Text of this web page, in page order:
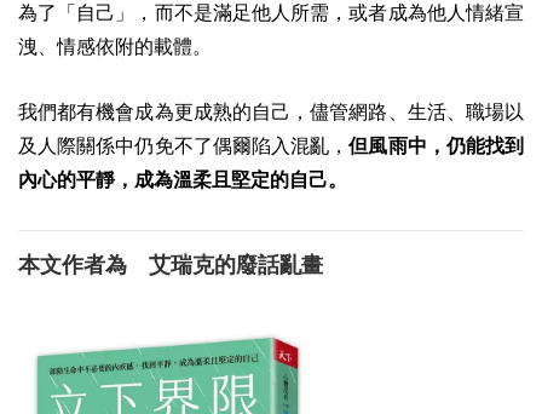
為了「自己」，而不是滿足他人所需，或者成為他人情緒宣
洩、情感依附的載體。
我們都有機會成為更成熟的自己，儘管網路、生活、職場以
及人際關係中仍免不了偶爾陷入混亂，但風雨中，仍能找到
內心的平靜，成為溫柔且堅定的自己。
本文作者為 艾瑞克的廢話亂畫